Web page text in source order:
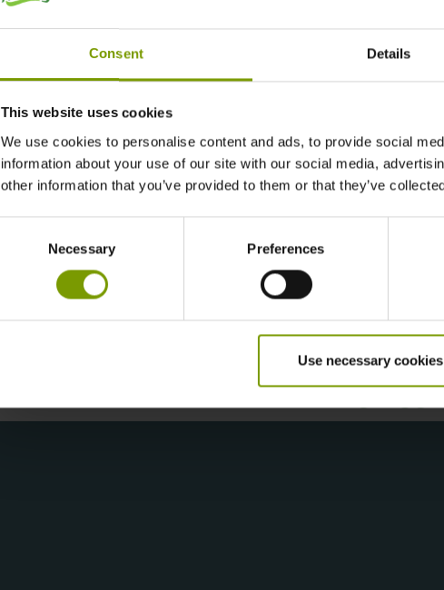
Consent Details
This website uses cookies
We use cookies to personalise content and ads, to provide social
information about your use of our site with our social media,
other information that you’ve provided to them or that they’ve
Necessary Preferences
Use necessary
Verkauf